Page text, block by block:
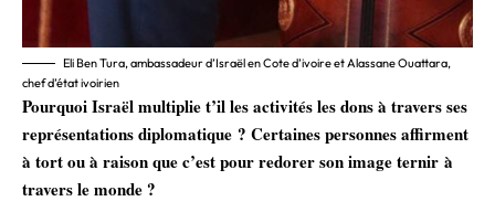
Eli Ben Tura, ambassadeur d’Israël en Cote d’ivoire et Alassane Ouattara,
chef d’état ivoirien
Pourquoi Israël multiplie t’il les activités les dons à travers ses
représentations diplomatique ? Certaines personnes affirment
à tort ou à raison que c’est pour redorer son image ternir à
travers le monde ?